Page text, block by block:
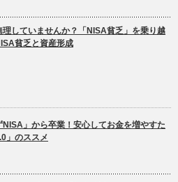
理していませんか？「NISA貧乏」を乗り越
貧乏と資産形成
NISA」から卒業！安心してお金を増やすた
」のススメ